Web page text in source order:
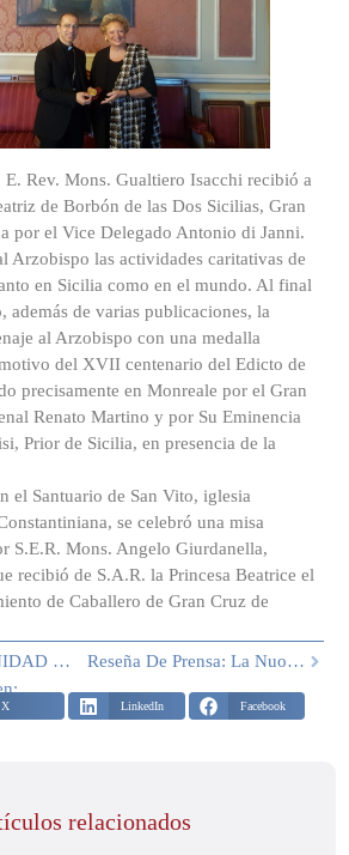
Rev. Mons. Gualtiero Isacchi recibió a
de Borbón de las Dos Sicilias, Gran
por el Vice Delegado Antonio di Janni.
Arzobispo las actividades caritativas de
en Sicilia como en el mundo. Al final
además de varias publicaciones, la
al Arzobispo con una medalla
del XVII centenario del Edicto de
precisamente en Monreale por el Gran
Renato Martino y por Su Eminencia
Prior de Sicilia, en presencia de la
el Santuario de San Vito, iglesia
se celebró una misa
S.E.R. Mons. Angelo Giurdanella,
recibió de S.A.R. la Princesa Beatrice el
de Caballero de Gran Cruz de
SICILIA: SOLEMNIDAD DE TODOS LOS SANTOS EN PALERMO
Reseña De Prensa: La Nuova Fenice – Noviembre De 2022
X LinkedIn Facebook
relacionados